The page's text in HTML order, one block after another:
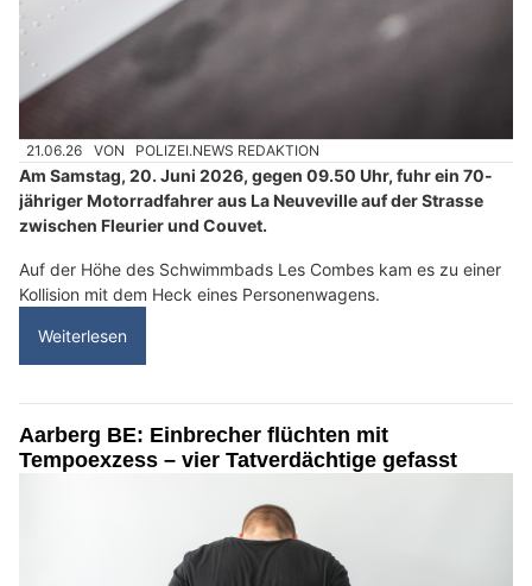
21.06.26 VON POLIZEI.NEWS REDAKTION
Am Samstag, 20. Juni 2026, gegen 09.50 Uhr, fuhr ein 70-
jähriger Motorradfahrer aus La Neuveville auf der Strasse
zwischen Fleurier und Couvet.
Auf der Höhe des Schwimmbads Les Combes kam es zu einer
Kollision mit dem Heck eines Personenwagens.
Weiterlesen
Aarberg BE: Einbrecher flüchten mit
Tempoexzess – vier Tatverdächtige gefasst